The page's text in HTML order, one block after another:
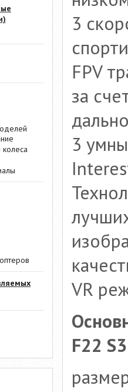
колеса
3
FPV
за
3
VR
F22